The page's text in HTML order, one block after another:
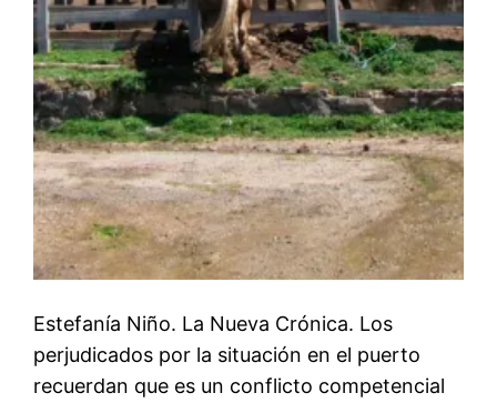
Estefanía Niño. La Nueva Crónica. Los
perjudicados por la situación en el puerto
recuerdan que es un conflicto competencial